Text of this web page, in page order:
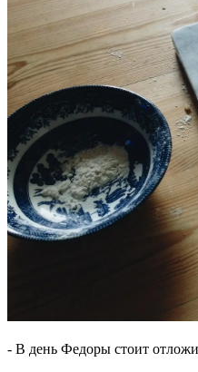
- В день Федоры стоит